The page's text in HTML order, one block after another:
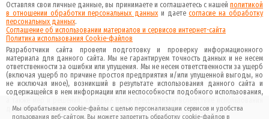
Оставляя свои личные данные, вы принимаете и соглашаетесь с нашей политикой
в отношении обработки персональных данных и даетеcогласие на обработку
персональных данных.
Соглашение об использовании материалов и сервисов интернет-сайта
Политика использования Cookie-файлов
Разработчики сайта провели подготовку и проверку информационного
материала для данного сайта. Мы не гарантируем точность данных и не несем
ответственности за ошибки или упущения. Мы не несем ответственности за ущерб
(включая ущерб по причине простоя предприятия и/или упущенной выгоды, но
не исключая иное), возникший в результате использования данного сайта и
содержащейся в нем информации или неспособности подобного использования,
данного сайта и данной информации.
Мы обрабатываем cookie-файлы с целью персонализации сервисов и удобства
пользования веб-сайтом. Вы можете запретить обработку cookie-файлов в